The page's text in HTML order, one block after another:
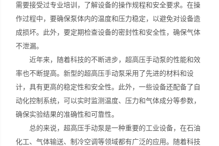
需要接受过专业培训，了解设备的操作规程和安全要求。在操
作过程中，要确保泵体内的温度和压力稳定，以避免对设备造
成损坏。此外，要定期检查设备的密封性和安全性，确保气体
不泄漏。
近年来，随着科技的不断进步，超高压手动泵的性能和效
率也不断提高。新型的超高压手动泵采用了先进的材料和设
计，具有更高的稳定性和安全性。此外，一些设备还配备了自
动化控制系统，可以实时监测温度、压力和气体成分等参数，
确保实验结果的准确性和可靠性。
总的来说，超高压手动泵是一种重要的工业设备，在石油
化工、气体输送、制冷空调等领域都有广泛的应用。随着科技